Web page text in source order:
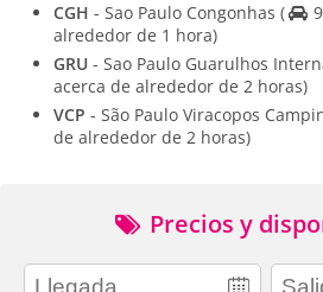
CGH - Sao Paulo Congonhas (
alrededor de 1 hora)
GRU - Sao Paulo Guarulhos
acerca de alrededor de 2 horas)
VCP - São Paulo Viracopos
de alrededor de 2 horas)
Precios y